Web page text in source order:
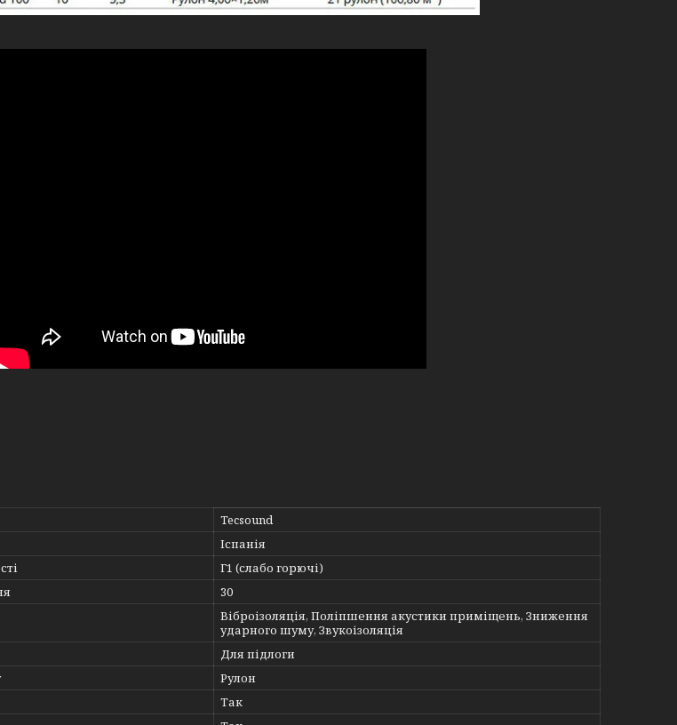
Tecsound
Іспанія
Г1 (слабо горючі)
30
Віброізоляція, Поліпшення акустики приміщень, Зниження
ударного шуму, Звукоізоляція
Для підлоги
Рулон
Так